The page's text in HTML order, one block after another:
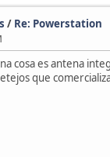
/ Re: Powerstation
cosa es antena
que